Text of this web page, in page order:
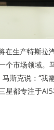
在生产特斯
个市场领域
斯克说：“我
星都专注于AI5